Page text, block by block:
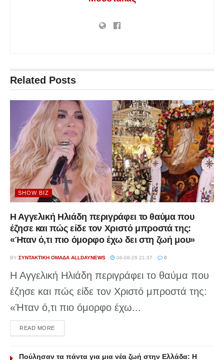
Related Posts
SHOW BIZ
Η Αγγελική Ηλιάδη περιγράφει το θαύμα που
έζησε και πώς είδε τον Χριστό μπροστά της:
«Ήταν ό,τι πιο όμορφο έχω δει στη ζωή μου»
BY ΣΥΝΤΑΚΤΙΚΉ ΟΜΆΔΑ ALLDAYNEWS 06-08-26 21:37 0
Η Αγγελική Ηλιάδη περιγράφει το θαύμα που
έζησε και πώς είδε τον Χριστό μπροστά της:
«Ήταν ό,τι πιο όμορφο έχω...
READ MOREDETAILS
Πούλησαν τα πάντα για μια νέα ζωή στην Ελλάδα: Η